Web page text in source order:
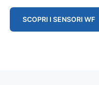
SCOPRI I SENSORI WF